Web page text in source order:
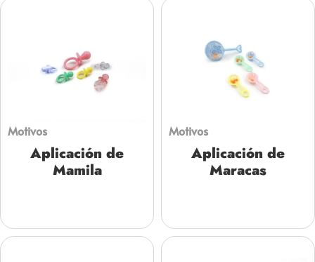
Motivos
Aplicación de
Mamila
Motivos
Aplicación de
Maracas